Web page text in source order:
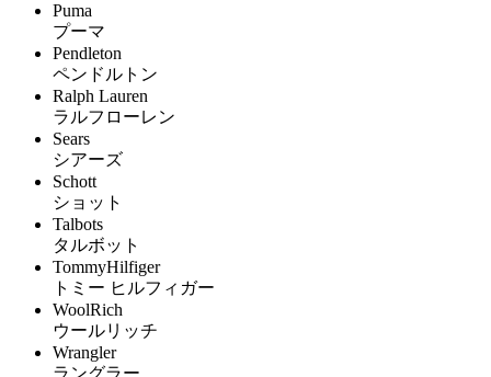
Puma
プーマ
Pendleton
ペンドルトン
Ralph Lauren
ラルフローレン
Sears
シアーズ
Schott
ショット
Talbots
タルボット
TommyHilfiger
トミー ヒルフィガー
WoolRich
ウールリッチ
Wrangler